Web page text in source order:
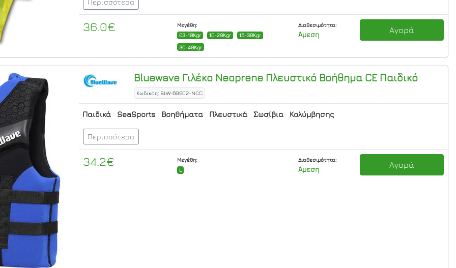
36.0€
Μεγέθη:
03-10Kgr
10-20Kgr
15-30Kgr
30-40Kgr
Διαθεσιμότητα:
Άμεση Αγορά
BluewaveΓιλέκο Neoprene Πλευστικό Βοήθημα CE Παιδικό
Κωδικός: BLW-60902-NCC
Παιδικά SeaSports Βοηθήματα Πλευστικά Σωσίβια Κολύμβησης
Περισσότερα
34.2€
Μεγέθη:
L
Διαθεσιμότητα:
Άμεση Αγορά